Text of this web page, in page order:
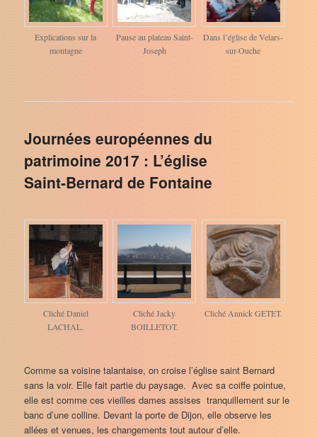
Explications sur la
montagne
Pause au plateau Saint-
Joseph
Dans l’église de Velars-
sur-Ouche
Journées européennes du
patrimoine 2017 : L’église
Saint-Bernard de Fontaine
Cliché Daniel
LACHAL.
Cliché Jacky
BOILLETOT.
Cliché Annick GETET.
Comme sa voisine talantaise, on croise l’église saint Bernard
sans la voir. Elle fait partie du paysage. Avec sa coiffe pointue,
elle est comme ces vieilles dames assises tranquillement sur le
banc d’une colline. Devant la porte de Dijon, elle observe les
allées et venues, les changements tout autour d’elle.